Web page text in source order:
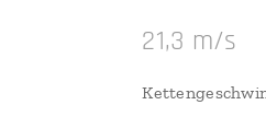
21,3 m/s